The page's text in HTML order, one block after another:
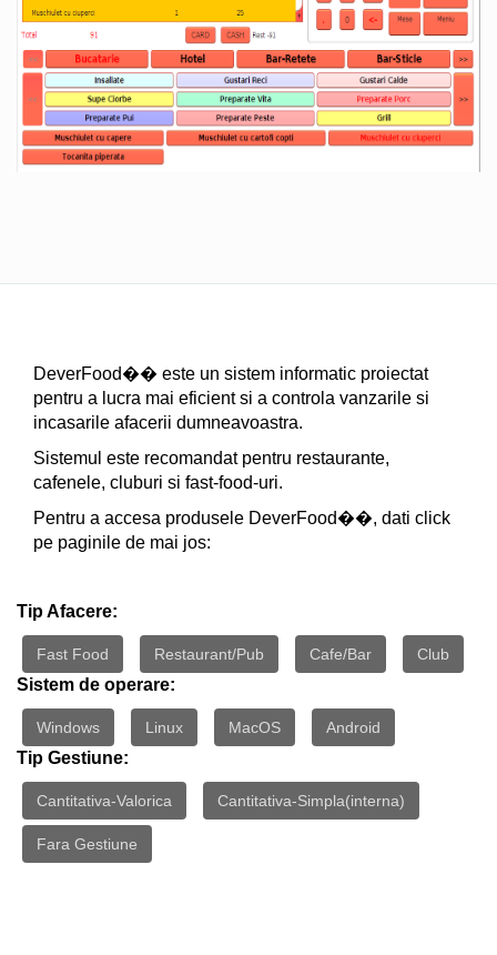
DeverFood�� este un sistem informatic proiectat
pentru a lucra mai eficient si a controla vanzarile si
incasarile afacerii dumneavoastra.
Sistemul este recomandat pentru restaurante,
cafenele, cluburi si fast-food-uri.
Pentru a accesa produsele DeverFood��, dati click
pe paginile de mai jos:
Tip Afacere:
Fast Food Restaurant/Pub Cafe/Bar Club
Sistem de operare:
Windows Linux MacOS Android
Tip Gestiune:
Cantitativa-Valorica Cantitativa-Simpla(interna)
Fara Gestiune